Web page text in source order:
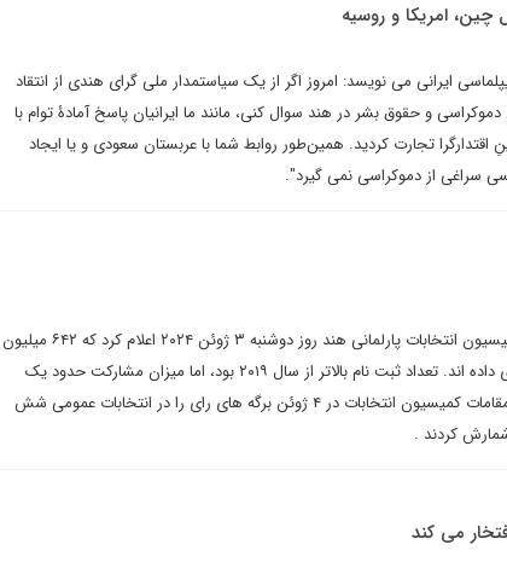
امریکا و روسیه
ایرانی می نویسد: امروز اگر از یک سیاستمدار ملی گرای هندی از انتقاد
و حقوق بشر در هند سوال کنی، مانند ما ایرانیان پاسخ آمادۀ توام با
تجارت کردید. همین‌طور روابط شما با عربستان سعودی و یا ایجاد
سراغی از دموکراسی نمی گیرد".
بهرام امیراحمدیان در یادداشتی می نویسد: کمیسیون انتخابات پارلمانی هند روز دوشنبه ۳ ژوئن ۲۰۲۴ اعلام کرد که ۶۴۲ میلیون
نفر از ۹۶۸ میلیون رای دهنده ثبت نام شده رای داده اند. تعداد ثبت نام بالاتر از سال ۲۰۱۹ بود، اما میزان مشارکت حدود یک
درصد کمتر از ۴/۶۷ درصد پنج سال پیش بود.مقامات کمیسیون انتخابات در ۴ ژوئن برگه های رای را در انتخابات عمومی شش
کردند .
می کند